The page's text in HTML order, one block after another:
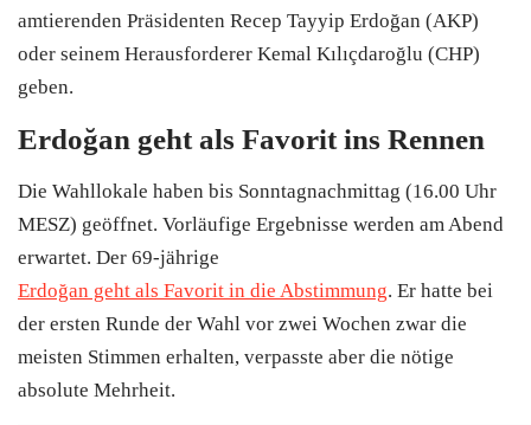
amtierenden Präsidenten Recep Tayyip Erdoğan (AKP)
oder seinem Herausforderer Kemal Kılıçdaroğlu (CHP)
geben.
Erdoğan geht als Favorit ins Rennen
Die Wahllokale haben bis Sonntagnachmittag (16.00 Uhr
MESZ) geöffnet. Vorläufige Ergebnisse werden am Abend
erwartet. Der 69-jährige
Erdoğan geht als Favorit in die Abstimmung. Er hatte bei
der ersten Runde der Wahl vor zwei Wochen zwar die
meisten Stimmen erhalten, verpasste aber die nötige
absolute Mehrheit.